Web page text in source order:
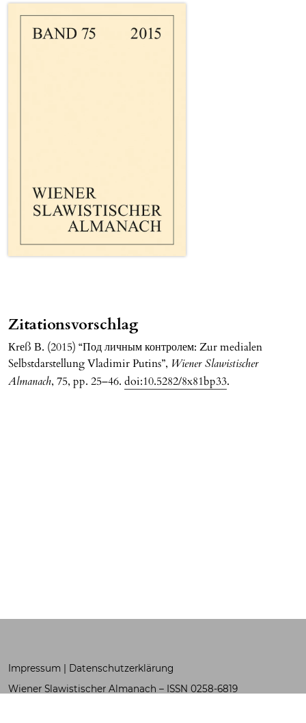
Zitationsvorschlag
Кrеß В. (2015) “Под личным контролем: Zur medialen
Selbstdarstellung Vladimir Putins”, Wiener Slawistischer
Almanach, 75, pp. 25–46. doi:10.5282/8x81bp33.
Impressum
Datenschutzerklärung
Wiener Slawistischer Almanach – ISSN 0258-6819